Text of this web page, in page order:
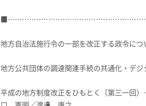
地方自治法施行令の一部を改正する政令に
地方公共団体の調達関連手続の共通化・デ
平成の地方制度改正をひもとく（第三一